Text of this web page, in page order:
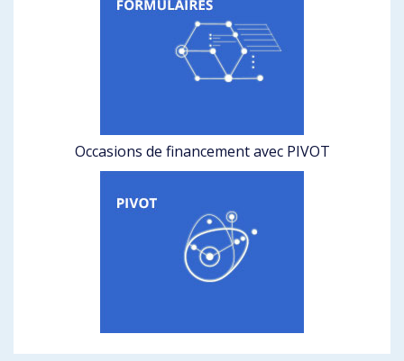
Occasions de financement avec PIVOT